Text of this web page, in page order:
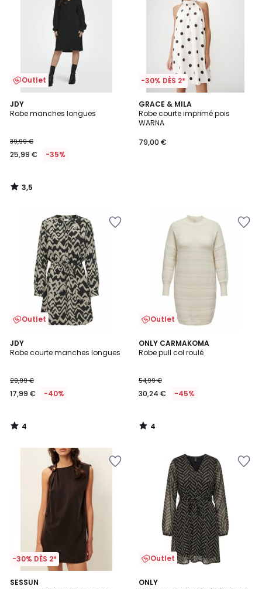
Outlet
JDY
Robe manches longues
39,99 €
25,99 € -35%
3,5
/ 5
3,5
/
-30% DÈS 2*
GRACE & MILA
Robe courte imprimé pois
WARNA
79,00 €
Outlet
JDY
Robe courte manches longues
29,99 €
17,99 € -40%
4
/
4
/
Outlet
ONLY CARMAKOMA
Robe pull col roulé
54,99 €
30,24 € -45%
4
/
4
/
-30% DÈS 2*
SESSUN
Outlet
ONLY
4
2